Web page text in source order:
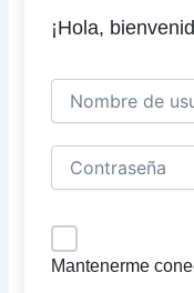
¡Hola,
Mantenerme